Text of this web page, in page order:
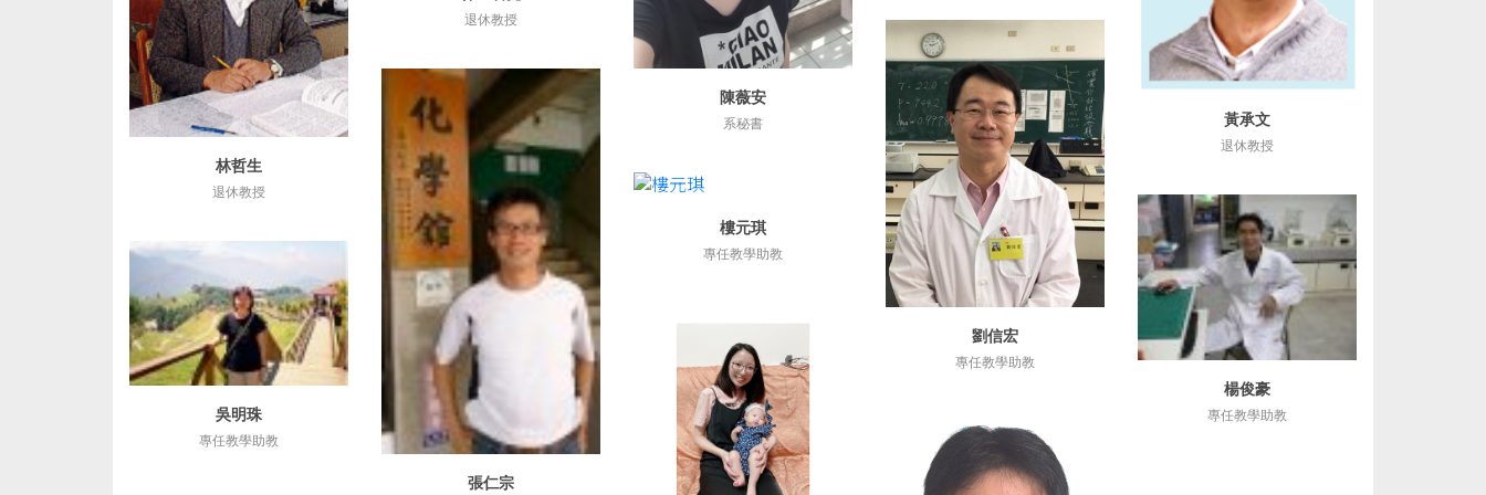
退休教授
詳細資訊
黃承文
退休教授
詳細資訊
林哲生
退休教授
詳細資訊
陳薇安
系秘書
詳細資訊
劉信宏
專任教學助教
詳細資訊
張仁宗
詳細資訊
樓元琪
專任教學助教
詳細資訊
楊俊豪
專任教學助教
詳細資訊
吳明珠
專任教學助教